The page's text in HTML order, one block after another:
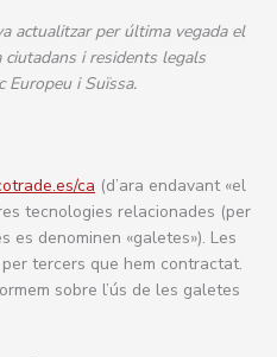
actualitzar per última vegada el
ciutadans i residents legals
Europeu i Suïssa.
ca (d’ara endavant «el
tecnologies relacionades (per
es denominen «galetes»). Les
tercers que hem contractat.
sobre l’ús de les galetes